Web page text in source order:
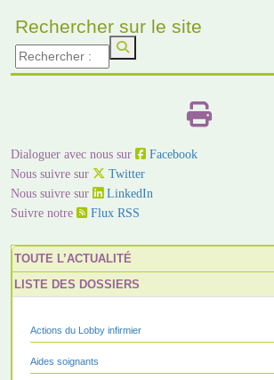
Rechercher sur le site
Dialoguer avec nous sur
Facebook
Nous suivre sur
Twitter
Nous suivre sur
LinkedIn
Suivre notre
Flux RSS
TOUTE L’ACTUALITÉ
LISTE DES DOSSIERS
Actions du Lobby infirmier
Aides soignants